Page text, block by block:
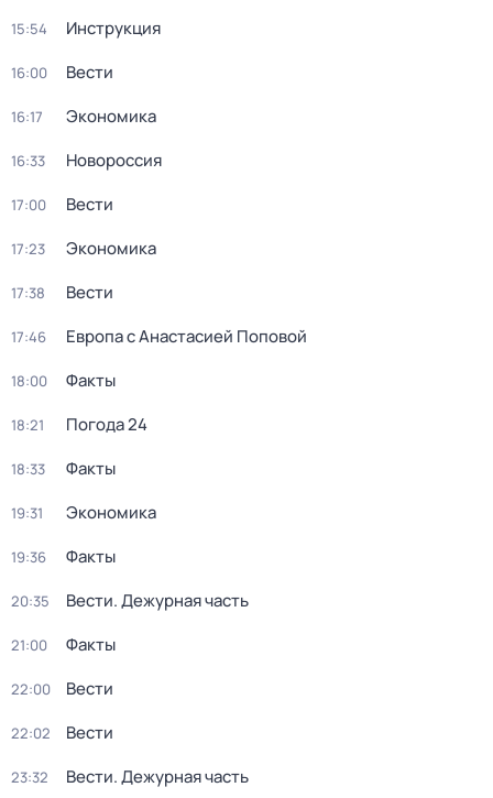
15:54 Инструкция
16:00 Вести
16:17 Экономика
16:33 Новороссия
17:00 Вести
17:23 Экономика
17:38 Вести
17:46 Европа с Анастасией Поповой
18:00 Факты
18:21 Погода 24
18:33 Факты
19:31 Экономика
19:36 Факты
20:35 Вести. Дежурная часть
21:00 Факты
22:00 Вести
22:02 Вести
23:32 Вести. Дежурная часть